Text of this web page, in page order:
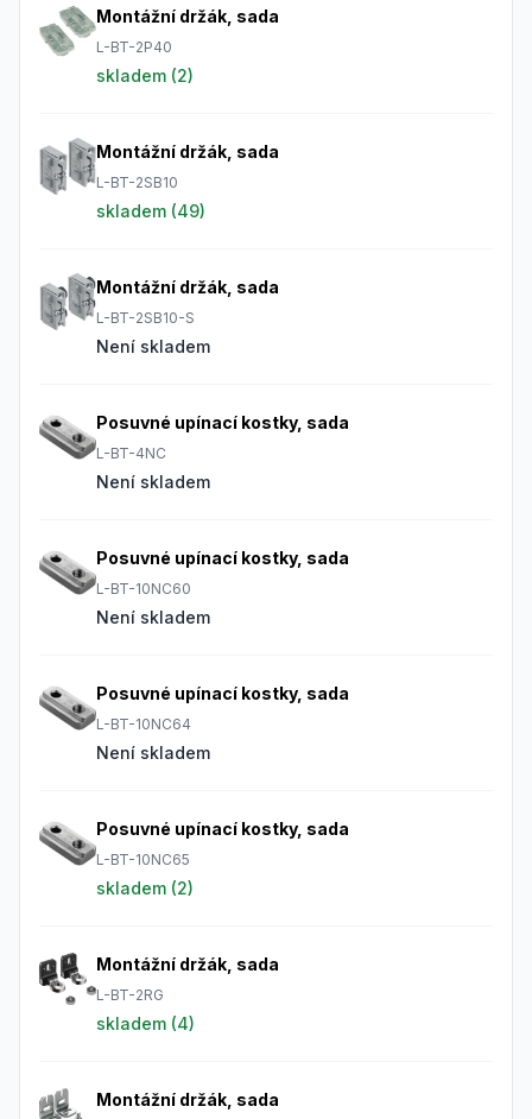
Montážní držák, sada
L-BT-2P40
skladem (2)
Montážní držák, sada
L-BT-2SB10
skladem (49)
Montážní držák, sada
L-BT-2SB10-S
Není skladem
Posuvné upínací kostky, sada
L-BT-4NC
Není skladem
Posuvné upínací kostky, sada
L-BT-10NC60
Není skladem
Posuvné upínací kostky, sada
L-BT-10NC64
Není skladem
Posuvné upínací kostky, sada
L-BT-10NC65
skladem (2)
Montážní držák, sada
L-BT-2RG
skladem (4)
Montážní držák, sada